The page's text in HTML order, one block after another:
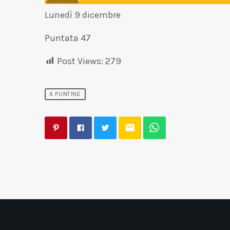
Lunedì 9 dicembre
Puntata 47
Post Views: 279
A PUNTINE
email